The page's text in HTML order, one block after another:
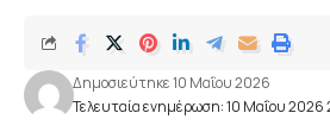
Τελευταία ενημέρωση: 10 Μαΐου 2026
Δημοσιεύτηκε 10 Μαΐου 2026